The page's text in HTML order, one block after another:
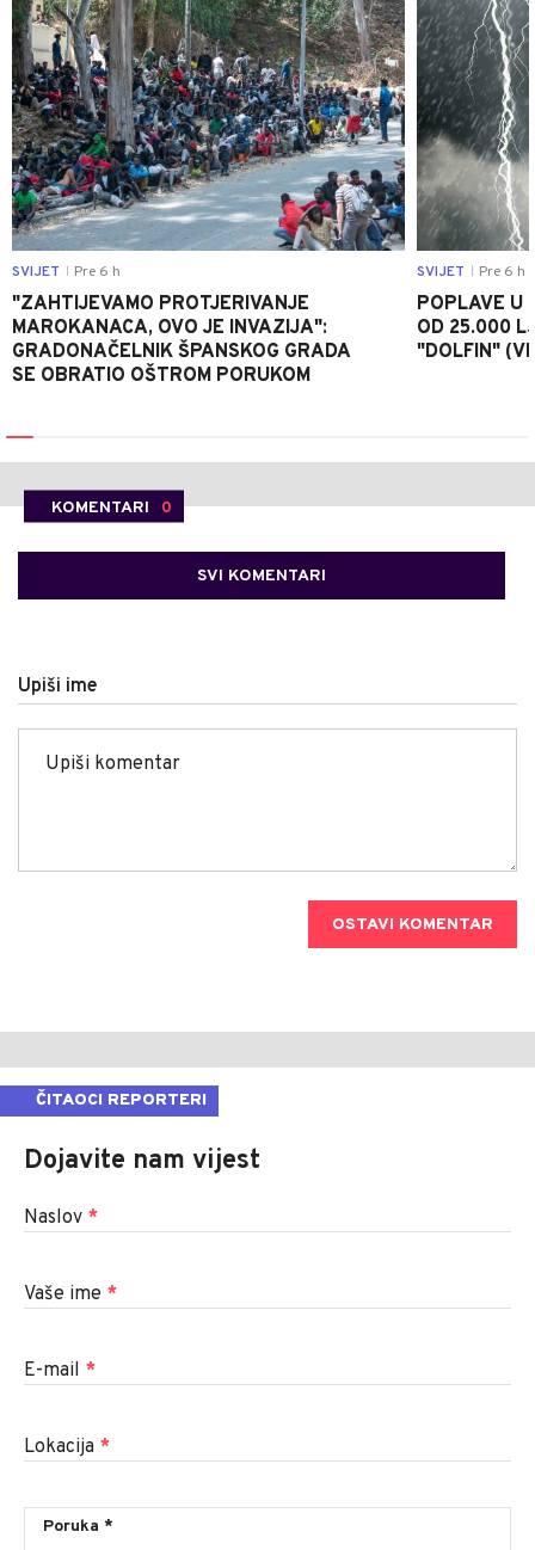
SVIJET Pre 6 h
"ZAHTIJEVAMO PROTJERIVANJE
MAROKANACA, OVO JE INVAZIJA":
GRADONAČELNIK ŠPANSKOG GRADA
SE OBRATIO OŠTROM PORUKOM
SVIJET Pre 6 h
POPLAVE U
OD 25.000
"DOLFIN"
KOMENTARI 0
SVI KOMENTARI
Upiši ime
OSTAVI KOMENTAR
ČITAOCI REPORTERI
Dojavite nam vijest
Naslov *
Vaše ime *
E-mail *
Lokacija *